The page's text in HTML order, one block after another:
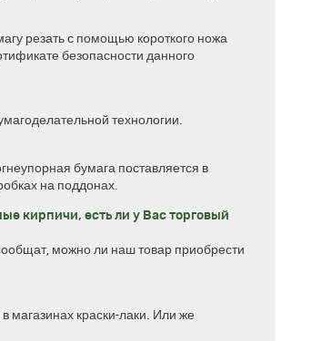
резать с помощью короткого ножа
безопасности данного
технологии.
бумага поставляется в
на поддонах.
кирпичи, есть ли у Вас торговый
можно ли наш товар приобрести
магазинах краски-лаки. Или же